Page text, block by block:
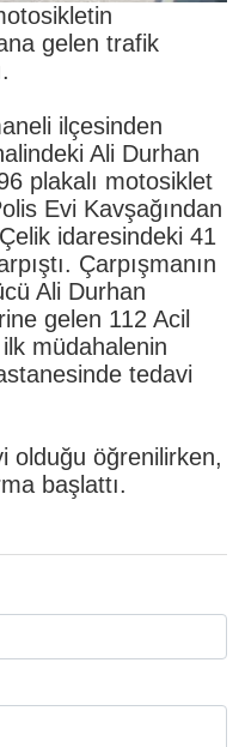
gelen trafik
ilçesinden
Ali Durhan
plakalı motosiklet
Evi Kavşağından
idaresindeki 41
Çarpışmanın
Ali Durhan
gelen 112 Acil
müdahalenin
tedavi
olduğu öğrenilirken,
başlattı.